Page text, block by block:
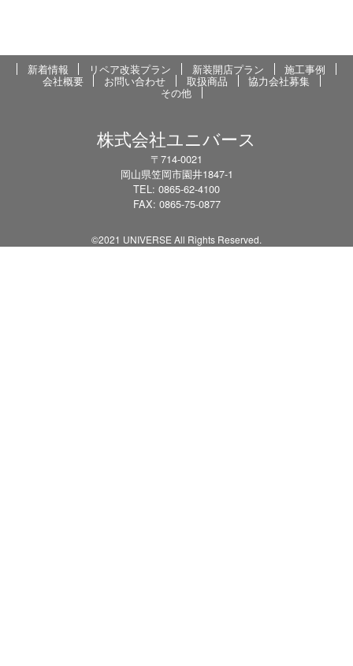
新着情報 リペア改装プラン 新装開店プラン 施工事例
会社概要 お問い合わせ 取扱商品 協力会社募集
その他
株式会社ユニバース
〒714-0021
岡山県笠岡市園井1847-1
TEL: 0865-62-4100
FAX: 0865-75-0877
©2021 UNIVERSE All Rights Reserved.